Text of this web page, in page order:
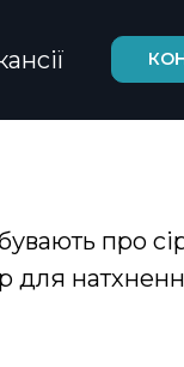
про
для